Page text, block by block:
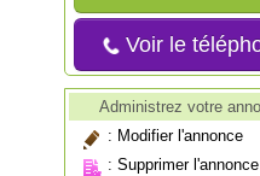
Voir le
Administrez votre
: Modifier l'annonce
: Supprimer l'annonce